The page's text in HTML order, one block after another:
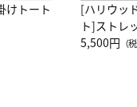
けトート
[ハリウッ
ト]ストレ
ーネック
5,500円 （